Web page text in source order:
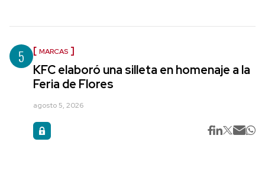
5 MARCAS
KFC elaboró una silleta en homenaje a la
Feria de Flores
agosto 5, 2026